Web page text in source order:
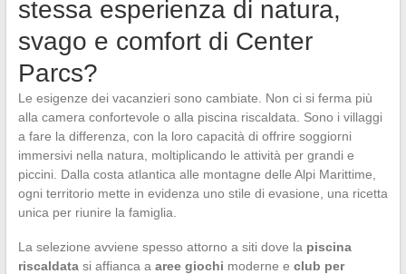
stessa esperienza di natura,
svago e comfort di Center
Parcs?
Le esigenze dei vacanzieri sono cambiate. Non ci si ferma più
alla camera confortevole o alla piscina riscaldata. Sono i villaggi
a fare la differenza, con la loro capacità di offrire soggiorni
immersivi nella natura, moltiplicando le attività per grandi e
piccini. Dalla costa atlantica alle montagne delle Alpi Marittime,
ogni territorio mette in evidenza uno stile di evasione, una ricetta
unica per riunire la famiglia.
La selezione avviene spesso attorno a siti dove la piscina
riscaldatasi affianca a aree giochi moderne e club per